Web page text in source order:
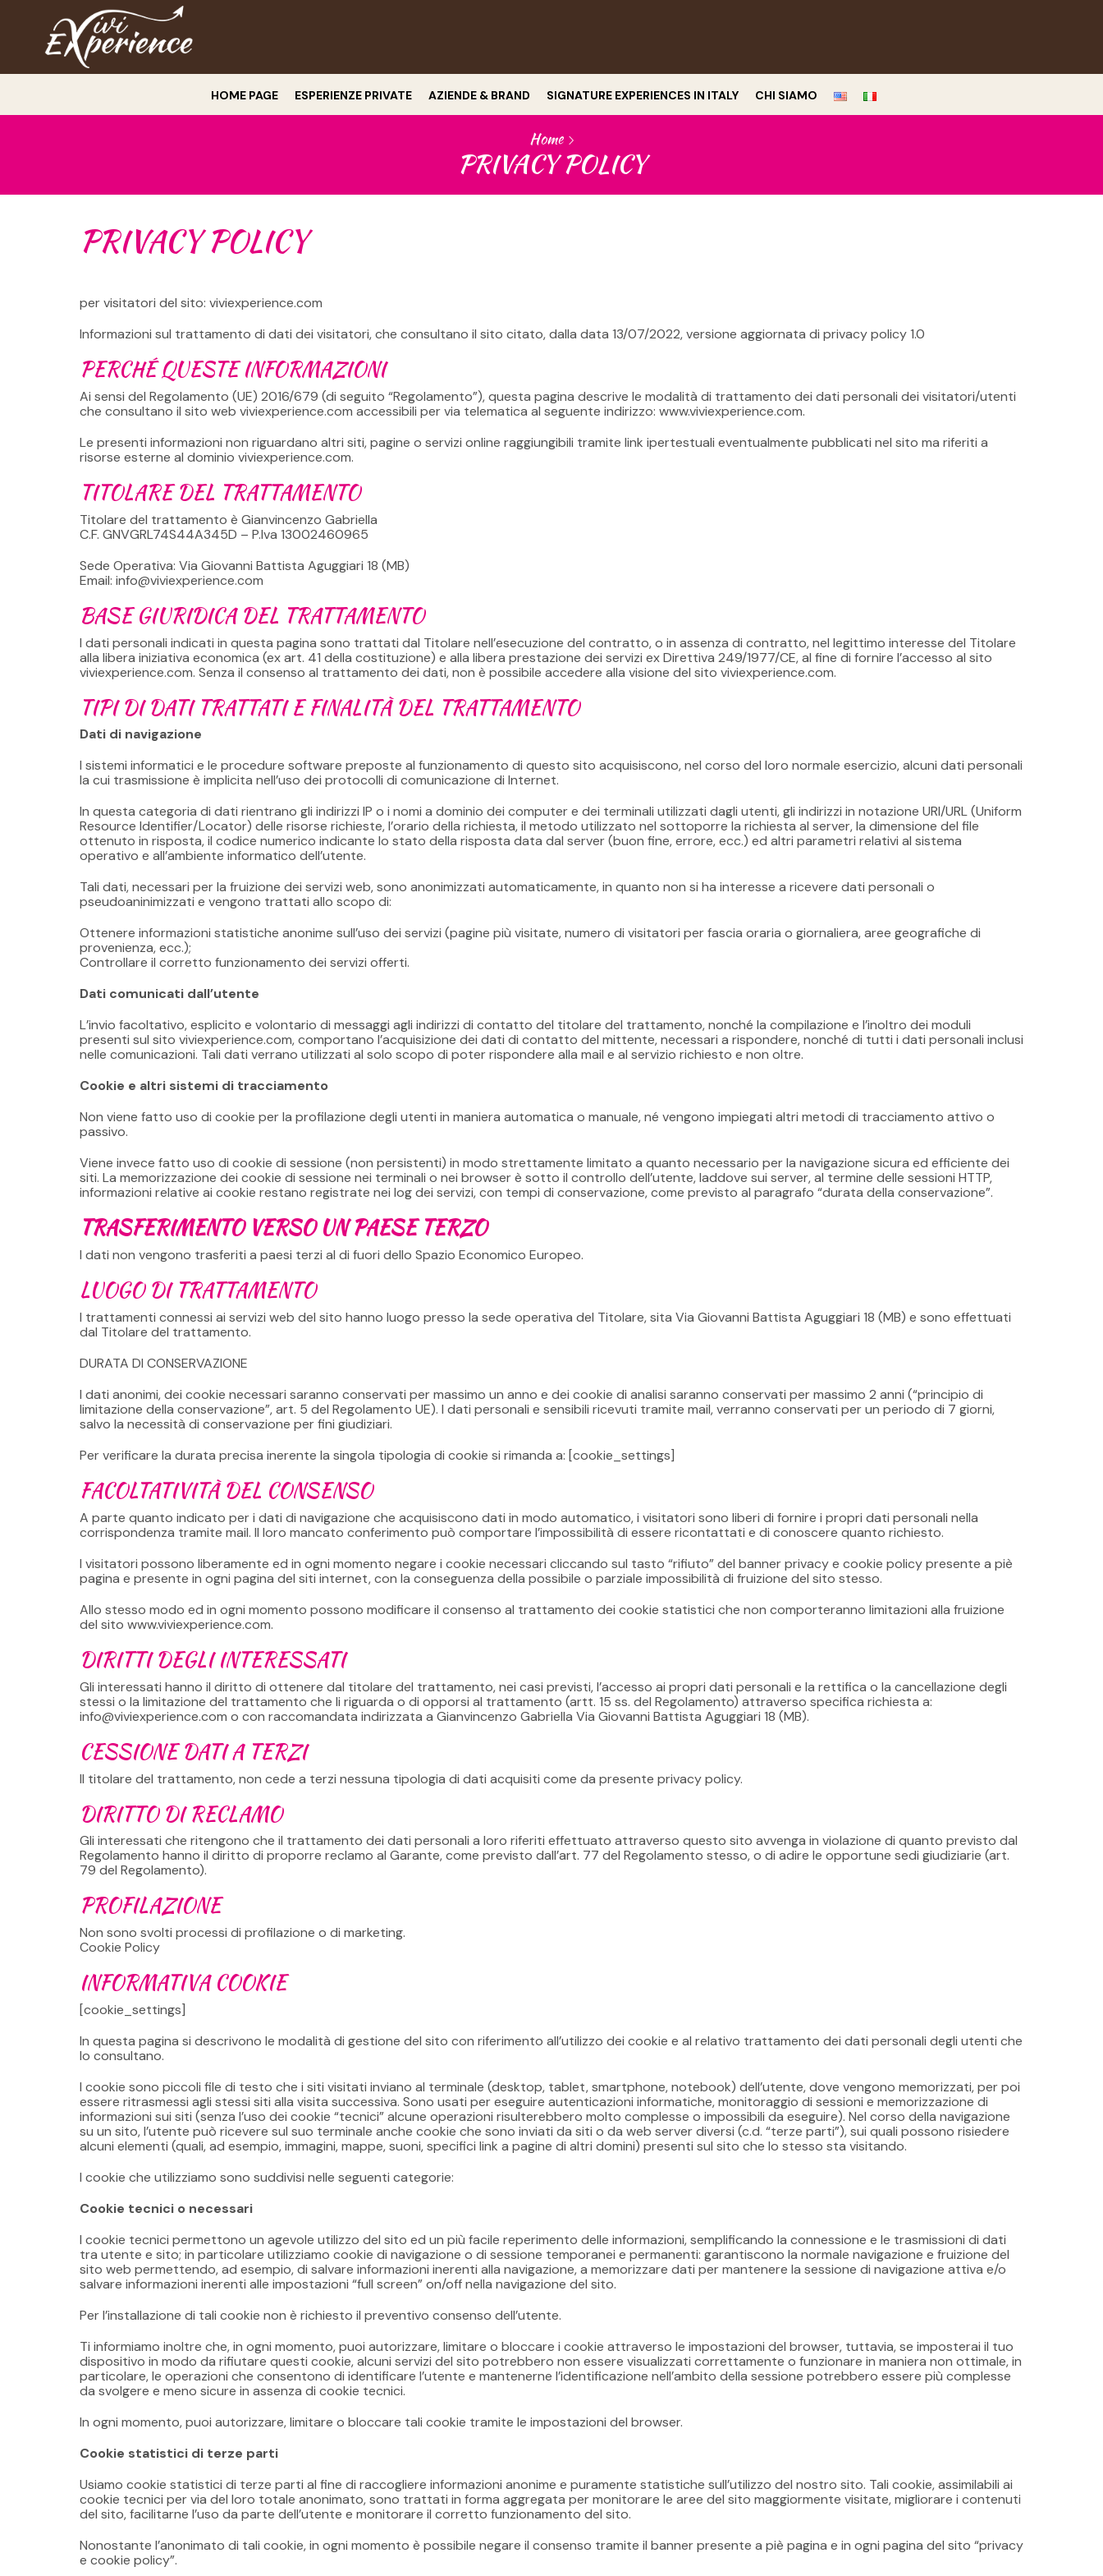
HOME PAGE ESPERIENZE PRIVATE AZIENDE & BRAND SIGNATURE EXPERIENCES IN ITALY CHI SIAMO
Home
PRIVACY POLICY
PRIVACY POLICY
per visitatori del sito: viviexperience.com
Informazioni sul trattamento di dati dei visitatori, che consultano il sito citato, dalla data 13/07/2022, versione aggiornata di privacy policy 1.0
PERCHÉ QUESTE INFORMAZIONI
Ai sensi del Regolamento (UE) 2016/679 (di seguito “Regolamento”), questa pagina descrive le modalità di trattamento dei dati personali dei visitatori/utenti
che consultano il sito web viviexperience.com accessibili per via telematica al seguente indirizzo: www.viviexperience.com.
Le presenti informazioni non riguardano altri siti, pagine o servizi online raggiungibili tramite link ipertestuali eventualmente pubblicati nel sito ma riferiti a
risorse esterne al dominio viviexperience.com.
TITOLARE DEL TRATTAMENTO
Titolare del trattamento è Gianvincenzo Gabriella
C.F. GNVGRL74S44A345D – P.Iva 13002460965
Sede Operativa: Via Giovanni Battista Aguggiari 18 (MB)
Email: info@viviexperience.com
BASE GIURIDICA DEL TRATTAMENTO
I dati personali indicati in questa pagina sono trattati dal Titolare nell’esecuzione del contratto, o in assenza di contratto, nel legittimo interesse del Titolare
alla libera iniziativa economica (ex art. 41 della costituzione) e alla libera prestazione dei servizi ex Direttiva 249/1977/CE, al fine di fornire l’accesso al sito
viviexperience.com. Senza il consenso al trattamento dei dati, non è possibile accedere alla visione del sito viviexperience.com.
TIPI DI DATI TRATTATI E FINALITÀ DEL TRATTAMENTO
Dati di navigazione
I sistemi informatici e le procedure software preposte al funzionamento di questo sito acquisiscono, nel corso del loro normale esercizio, alcuni dati personali
la cui trasmissione è implicita nell’uso dei protocolli di comunicazione di Internet.
In questa categoria di dati rientrano gli indirizzi IP o i nomi a dominio dei computer e dei terminali utilizzati dagli utenti, gli indirizzi in notazione URI/URL (Uniform
Resource Identifier/Locator) delle risorse richieste, l’orario della richiesta, il metodo utilizzato nel sottoporre la richiesta al server, la dimensione del file
ottenuto in risposta, il codice numerico indicante lo stato della risposta data dal server (buon fine, errore, ecc.) ed altri parametri relativi al sistema
operativo e all’ambiente informatico dell’utente.
Tali dati, necessari per la fruizione dei servizi web, sono anonimizzati automaticamente, in quanto non si ha interesse a ricevere dati personali o
pseudoaninimizzati e vengono trattati allo scopo di:
Ottenere informazioni statistiche anonime sull’uso dei servizi (pagine più visitate, numero di visitatori per fascia oraria o giornaliera, aree geografiche di
provenienza, ecc.);
Controllare il corretto funzionamento dei servizi offerti.
Dati comunicati dall’utente
L’invio facoltativo, esplicito e volontario di messaggi agli indirizzi di contatto del titolare del trattamento, nonché la compilazione e l’inoltro dei moduli
presenti sul sito viviexperience.com, comportano l’acquisizione dei dati di contatto del mittente, necessari a rispondere, nonché di tutti i dati personali inclusi
nelle comunicazioni. Tali dati verrano utilizzati al solo scopo di poter rispondere alla mail e al servizio richiesto e non oltre.
Cookie e altri sistemi di tracciamento
Non viene fatto uso di cookie per la profilazione degli utenti in maniera automatica o manuale, né vengono impiegati altri metodi di tracciamento attivo o
passivo.
Viene invece fatto uso di cookie di sessione (non persistenti) in modo strettamente limitato a quanto necessario per la navigazione sicura ed efficiente dei
siti. La memorizzazione dei cookie di sessione nei terminali o nei browser è sotto il controllo dell’utente, laddove sui server, al termine delle sessioni HTTP,
informazioni relative ai cookie restano registrate nei log dei servizi, con tempi di conservazione, come previsto al paragrafo “durata della conservazione”.
TRASFERIMENTO VERSO UN PAESE TERZO
I dati non vengono trasferiti a paesi terzi al di fuori dello Spazio Economico Europeo.
LUOGO DI TRATTAMENTO
I trattamenti connessi ai servizi web del sito hanno luogo presso la sede operativa del Titolare, sita Via Giovanni Battista Aguggiari 18 (MB) e sono effettuati
dal Titolare del trattamento.
DURATA DI CONSERVAZIONE
I dati anonimi, dei cookie necessari saranno conservati per massimo un anno e dei cookie di analisi saranno conservati per massimo 2 anni (“principio di
limitazione della conservazione”, art. 5 del Regolamento UE). I dati personali e sensibili ricevuti tramite mail, verranno conservati per un periodo di 7 giorni,
salvo la necessità di conservazione per fini giudiziari.
Per verificare la durata precisa inerente la singola tipologia di cookie si rimanda a: [cookie_settings]
FACOLTATIVITÀ DEL CONSENSO
A parte quanto indicato per i dati di navigazione che acquisiscono dati in modo automatico, i visitatori sono liberi di fornire i propri dati personali nella
corrispondenza tramite mail. Il loro mancato conferimento può comportare l’impossibilità di essere ricontattati e di conoscere quanto richiesto.
I visitatori possono liberamente ed in ogni momento negare i cookie necessari cliccando sul tasto “rifiuto” del banner privacy e cookie policy presente a piè
pagina e presente in ogni pagina del siti internet, con la conseguenza della possibile o parziale impossibilità di fruizione del sito stesso.
Allo stesso modo ed in ogni momento possono modificare il consenso al trattamento dei cookie statistici che non comporteranno limitazioni alla fruizione
del sito www.viviexperience.com.
DIRITTI DEGLI INTERESSATI
Gli interessati hanno il diritto di ottenere dal titolare del trattamento, nei casi previsti, l’accesso ai propri dati personali e la rettifica o la cancellazione degli
stessi o la limitazione del trattamento che li riguarda o di opporsi al trattamento (artt. 15 ss. del Regolamento) attraverso specifica richiesta a:
info@viviexperience.com o con raccomandata indirizzata a Gianvincenzo Gabriella Via Giovanni Battista Aguggiari 18 (MB).
CESSIONE DATI A TERZI
Il titolare del trattamento, non cede a terzi nessuna tipologia di dati acquisiti come da presente privacy policy.
DIRITTO DI RECLAMO
Gli interessati che ritengono che il trattamento dei dati personali a loro riferiti effettuato attraverso questo sito avvenga in violazione di quanto previsto dal
Regolamento hanno il diritto di proporre reclamo al Garante, come previsto dall’art. 77 del Regolamento stesso, o di adire le opportune sedi giudiziarie (art.
79 del Regolamento).
PROFILAZIONE
Non sono svolti processi di profilazione o di marketing.
Cookie Policy
INFORMATIVA COOKIE
[cookie_settings]
In questa pagina si descrivono le modalità di gestione del sito con riferimento all’utilizzo dei cookie e al relativo trattamento dei dati personali degli utenti che
lo consultano.
I cookie sono piccoli file di testo che i siti visitati inviano al terminale (desktop, tablet, smartphone, notebook) dell’utente, dove vengono memorizzati, per poi
essere ritrasmessi agli stessi siti alla visita successiva. Sono usati per eseguire autenticazioni informatiche, monitoraggio di sessioni e memorizzazione di
informazioni sui siti (senza l’uso dei cookie “tecnici” alcune operazioni risulterebbero molto complesse o impossibili da eseguire). Nel corso della navigazione
su un sito, l’utente può ricevere sul suo terminale anche cookie che sono inviati da siti o da web server diversi (c.d. “terze parti”), sui quali possono risiedere
alcuni elementi (quali, ad esempio, immagini, mappe, suoni, specifici link a pagine di altri domini) presenti sul sito che lo stesso sta visitando.
I cookie che utilizziamo sono suddivisi nelle seguenti categorie:
Cookie tecnici o necessari
I cookie tecnici permettono un agevole utilizzo del sito ed un più facile reperimento delle informazioni, semplificando la connessione e le trasmissioni di dati
tra utente e sito; in particolare utilizziamo cookie di navigazione o di sessione temporanei e permanenti: garantiscono la normale navigazione e fruizione del
sito web permettendo, ad esempio, di salvare informazioni inerenti alla navigazione, a memorizzare dati per mantenere la sessione di navigazione attiva e/o
salvare informazioni inerenti alle impostazioni “full screen” on/off nella navigazione del sito.
Per l’installazione di tali cookie non è richiesto il preventivo consenso dell’utente.
Ti informiamo inoltre che, in ogni momento, puoi autorizzare, limitare o bloccare i cookie attraverso le impostazioni del browser, tuttavia, se imposterai il tuo
dispositivo in modo da rifiutare questi cookie, alcuni servizi del sito potrebbero non essere visualizzati correttamente o funzionare in maniera non ottimale, in
particolare, le operazioni che consentono di identificare l’utente e mantenerne l’identificazione nell’ambito della sessione potrebbero essere più complesse
da svolgere e meno sicure in assenza di cookie tecnici.
In ogni momento, puoi autorizzare, limitare o bloccare tali cookie tramite le impostazioni del browser.
Cookie statistici di terze parti
Usiamo cookie statistici di terze parti al fine di raccogliere informazioni anonime e puramente statistiche sull’utilizzo del nostro sito. Tali cookie, assimilabili ai
cookie tecnici per via del loro totale anonimato, sono trattati in forma aggregata per monitorare le aree del sito maggiormente visitate, migliorare i contenuti
del sito, facilitarne l’uso da parte dell’utente e monitorare il corretto funzionamento del sito.
Nonostante l’anonimato di tali cookie, in ogni momento è possibile negare il consenso tramite il banner presente a piè pagina e in ogni pagina del sito “privacy
e cookie policy”.